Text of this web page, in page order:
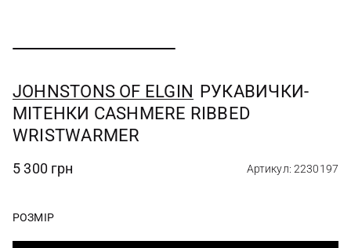
JOHNSTONS OF ELGIN РУКАВИЧКИ-
МІТЕНКИ CASHMERE RIBBED
WRISTWARMER
5 300 грн Артикул: 2230197
РОЗМІР